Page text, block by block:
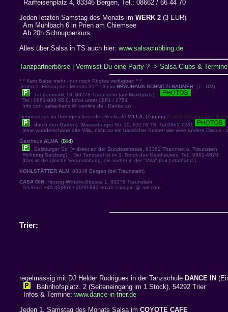
Raiffeisenplatz 4, 83346 Bergen, Tel.: 08662 / 66 44 70
Jeden letzten Samstag des Monats im WERK 2 (3 EUR)
Am Mühlbach 6 in Prien am Chiemsee
Ab 20h Schnupperkurs
Alles über Salsa in TS auch hier: www.salsaclubbing.de
Tanzpartnerbörse Vermisst Du eine Party ? -> Salsa-Clubs &
* * Kein Salsa mehr - nur noch Photos verfügbar: * *
Jeden 1. Freitag des Monats 21°° Uhr im BRAUHAUS SCHNITZLBAUMER , (7.- DM)
Taubenmarkt 13, 83278 Traunstein (am Marktplatz),
Tel.: 0861-986 65 0, Infos unter 0861 / 2754
Info von: salsa-hans @ t-online.de - Danke ;o)
Donnerstags im Untergeschoss des Rockcafé VILLA , (Zugang © radio101.de/salsa &
durch den Garten), Wasserburger Str. 10, 83278 TS, Tel.0861-7281
(eine wunderschöne alte Villa, nicht so ein hässlicher Kasten wie viele andere Discos -
Gasthaus ALMA (Bild)
Salzburger Str. (= direkt an der Bundesstrasse, 83362 Thannreit b. Traunstein
Richtung Salzburg). Der Tanzsaal ist im 1. Stock des Gasthauses. Tel.: 0861-4870
(Das ist die gleiche Veranstaltung, die vorher in der "Villa" (s.u.) stattfand.)
KOHLSTÄTTER ALM , 83346 Bergen (bei Traunstein)
CASA GIN , Herzog-Wilhelm-Strasse 1, 83278 Traunstein
Tel./Fax: +49 /(0)861 / 2090 841 email: casagin @ aol.com
Trier:
regelmässig mit DJ Helder Rodrigues in der Tanzschule DANCE IN
Bahnhofsplatz. 2 (Seiteneingang im 1.Stock), 54292 Trier
Infos & Termine: www.dance-in-trier.de
Jeden 1. Samstag des Monats Salsa im COYOTE CAFE